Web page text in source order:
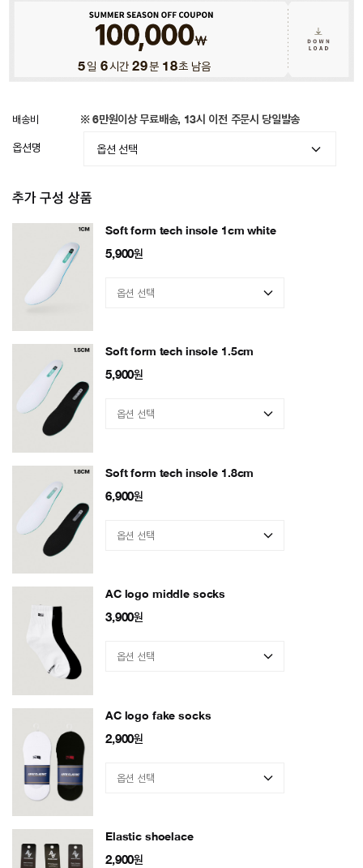
5일 6시간 29분 15초 남음
배송비 ※ 6만원이상 무료배송, 13시 이전 주문시 당일발송
옵션명
추가 구성 상품
Soft form tech insole 1cm white
5,900원
Soft form tech insole 1.5cm
5,900원
Soft form tech insole 1.8cm
6,900원
AC logo middle socks
3,900원
AC logo fake socks
2,900원
Elastic shoelace
2,900원